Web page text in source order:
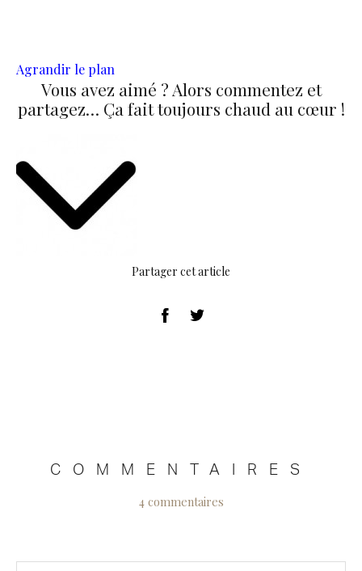
Agrandir le plan
Vous avez aimé ? Alors commentez et
partagez… Ça fait toujours chaud au cœur !
Partager cet article
COMMENTAIRES
4 commentaires